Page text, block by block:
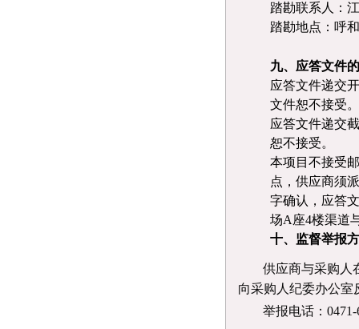
踏勘联系人：
踏勘地点：呼
九、应答文件
应答文件递交
文件恕不接受。
应答文件递交
恕不接受。
本项目不接受
点，供应商须
字确认，应答
场A座4楼渠道
十、监督举报
供应商与采购人
向采购人纪委办公室
举报电话：